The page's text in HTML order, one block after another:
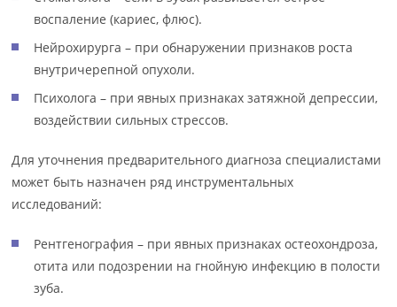
воспаление (кариес, флюс).
Нейрохирурга – при обнаружении признаков роста
внутричерепной опухоли.
Психолога – при явных признаках затяжной депрессии,
воздействии сильных стрессов.
Для уточнения предварительного диагноза специалистами
может быть назначен ряд инструментальных
исследований:
Рентгенография – при явных признаках остеохондроза,
отита или подозрении на гнойную инфекцию в полости
зуба.